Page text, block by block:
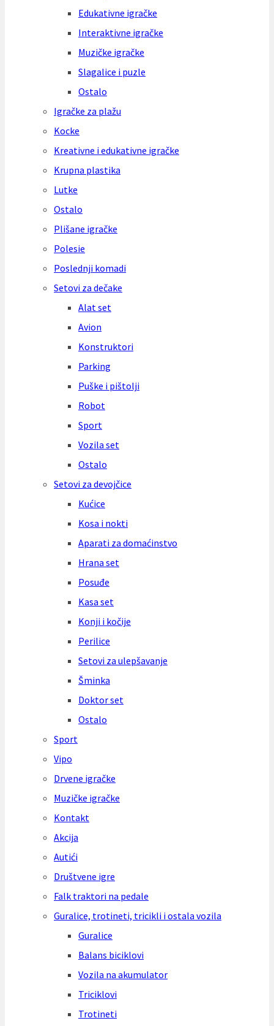
Edukativne igračke
Interaktivne igračke
Muzičke igračke
Slagalice i puzle
Ostalo
Igračke za plažu
Kocke
Kreativne i edukativne igračke
Krupna plastika
Lutke
Ostalo
Plišane igračke
Polesie
Poslednji komadi
Setovi za dečake
Alat set
Avion
Konstruktori
Parking
Puške i pištolji
Robot
Sport
Vozila set
Ostalo
Setovi za devojčice
Kućice
Kosa i nokti
Aparati za domaćinstvo
Hrana set
Posuđe
Kasa set
Konji i kočije
Perilice
Setovi za ulepšavanje
Šminka
Doktor set
Ostalo
Sport
Vipo
Drvene igračke
Muzičke igračke
Kontakt
Akcija
Autići
Društvene igre
Falk traktori na pedale
Guralice, trotineti, tricikli i ostala vozila
Guralice
Balans biciklovi
Vozila na akumulator
Triciklovi
Trotineti